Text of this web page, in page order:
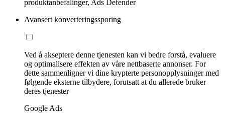
produktanbefalinger, Ads Defender
Avansert konverteringssporing
Ved å akseptere denne tjenesten kan vi bedre forstå, evaluere
og optimalisere effekten av våre nettbaserte annonser. For
dette sammenligner vi dine krypterte personopplysninger med
følgende eksterne tilbydere, forutsatt at du allerede bruker
deres tjenester
Google Ads